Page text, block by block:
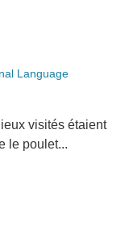
Language
visités étaient
le poulet...